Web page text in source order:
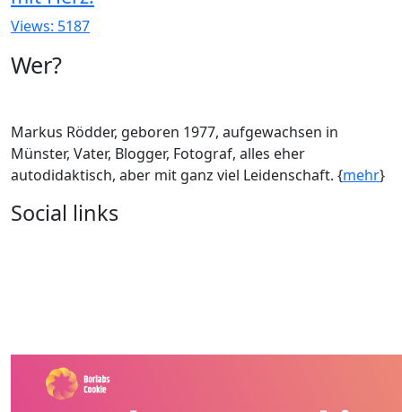
Views: 5187
Wer?
Markus Rödder, geboren 1977, aufgewachsen in
Münster, Vater, Blogger, Fotograf, alles eher
autodidaktisch, aber mit ganz viel Leidenschaft. {mehr}
Social links